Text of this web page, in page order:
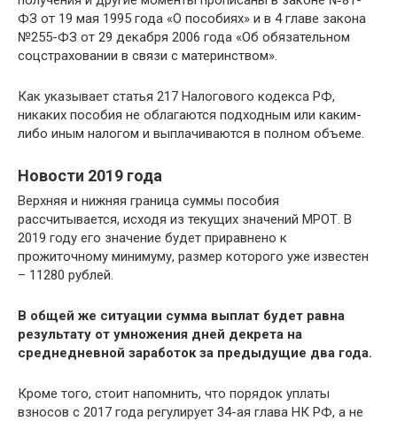
ФЗ от 19 мая 1995 года «О пособиях» и в 4 главе закона
№255-ФЗ от 29 декабря 2006 года «Об обязательном
соцстраховании в связи с материнством».
Как указывает статья 217 Налогового кодекса РФ,
никаких пособия не облагаются подходным или каким-
либо иным налогом и выплачиваются в полном объеме.
Новости 2019 года
Верхняя и нижняя граница суммы пособия
рассчитывается, исходя из текущих значений МРОТ. В
2019 году его значение будет приравнено к
прожиточному минимуму, размер которого уже известен
– 11280 рублей.
В общей же ситуации сумма выплат будет равна
результату от умножения дней декрета на
среднедневной заработок за предыдущие два года.
Кроме того, стоит напомнить, что порядок уплаты
взносов с 2017 года регулирует 34-ая глава НК РФ, а не